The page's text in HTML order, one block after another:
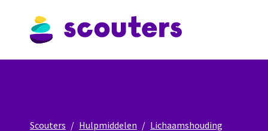
Scouters Hulpmiddelen
Lichaamshouding